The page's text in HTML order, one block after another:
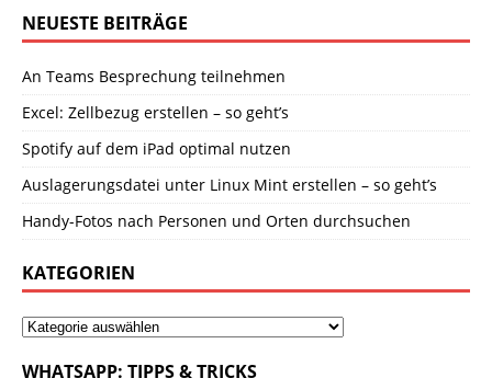
NEUESTE BEITRÄGE
An Teams Besprechung teilnehmen
Excel: Zellbezug erstellen – so geht’s
Spotify auf dem iPad optimal nutzen
Auslagerungsdatei unter Linux Mint erstellen – so geht’s
Handy-Fotos nach Personen und Orten durchsuchen
KATEGORIEN
WHATSAPP: TIPPS & TRICKS